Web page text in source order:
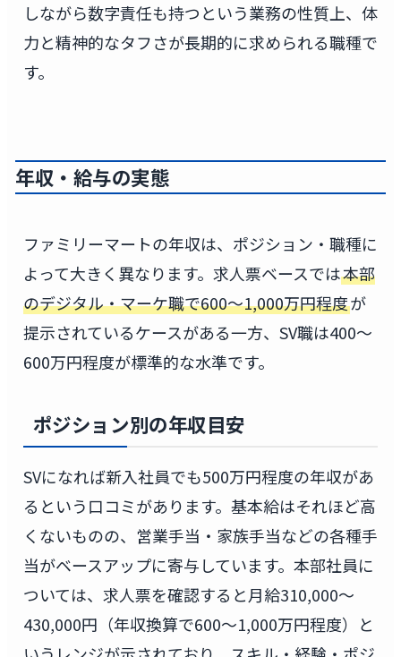
しながら数字責任も持つという業務の性質上、体
力と精神的なタフさが長期的に求められる職種で
す。
年収・給与の実態
ファミリーマートの年収は、ポジション・職種に
よって大きく異なります。求人票ベースでは本部
のデジタル・マーケ職で600〜1,000万円程度が
提示されているケースがある一方、SV職は400〜
600万円程度が標準的な水準です。
ポジション別の年収目安
SVになれば新入社員でも500万円程度の年収があ
るという口コミがあります。基本給はそれほど高
くないものの、営業手当・家族手当などの各種手
当がベースアップに寄与しています。本部社員に
ついては、求人票を確認すると月給310,000〜
430,000円（年収換算で600〜1,000万円程度）と